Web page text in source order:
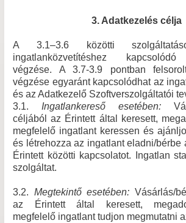
3. Adatkezelés célja
A 3.1–3.6 közötti
ingatlanközvetítéshez kapcsolódó
végzése. A 3.7-3.9 pontban
végzése egyaránt kapcsolódhat az
és az Adatkezelő Szoftverszolgáltatói
3.1. Ingatlankereső esetében:
céljából az Érintett által keresett,
megfelelő ingatlant keressen és
és létrehozza az ingatlant eladni/bérbe
Érintett közötti kapcsolatot. Ingatlan
szolgáltat.
3.2. Megtekintő esetében: Vásárlás/
az Érintett által keresett,
megfelelő ingatlant tudjon megmutatni